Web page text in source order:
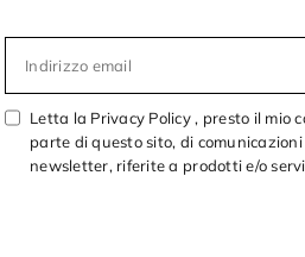
Indirizzo email
Letta la Privacy Policy , presto il mio
parte di questo sito, di
newsletter, riferite a prodotti e/o